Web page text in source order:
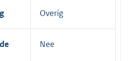
Overig
Nee